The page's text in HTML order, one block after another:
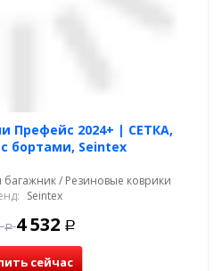
Префейс 2024+ | СЕТКА,
бортами, Seintex
багажник / Резиновые коврики
Seintex
Р 4 532 Р
сейчас